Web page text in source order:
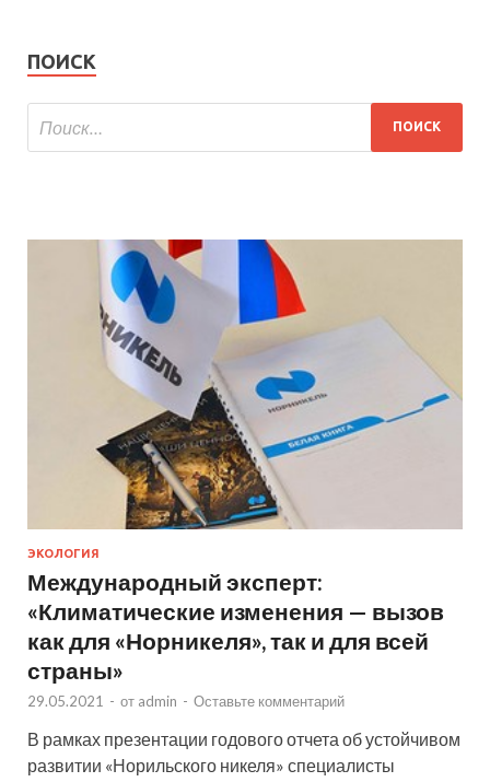
ПОИСК
ЭКОЛОГИЯ
Международный эксперт:
«Климатические изменения — вызов
как для «Норникеля», так и для всей
страны»
29.05.2021 - от admin - Оставьте комментарий
В рамках презентации годового отчета об устойчивом
развитии «Норильского никеля» специалисты